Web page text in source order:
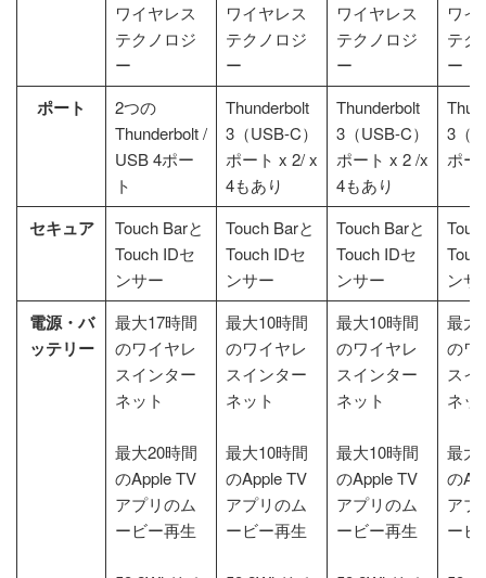
ワイヤレス
テクノロジ
ー
ワイヤレス
テクノロジ
ー
ワイヤレス
テクノロジ
ー
ワイ
テク
ー
ポート
2つの
Thunderbolt /
USB 4ポー
ト
Thunderbolt
3（USB-C）
ポート x 2/ x
4もあり
Thunderbolt
3（USB-C）
ポート x 2 /x
4もあり
3（
ポー
セキュア
Touch Barと
Touch IDセ
ンサー
Touch Barと
Touch IDセ
ンサー
Touch Barと
Touch IDセ
ンサー
ンサ
電源・バ
ッテリー
最大17時間
のワイヤレ
スインター
ネット
最大20時間
のApple TV
アプリのム
ービー再生
最大10時間
のワイヤレ
スインター
ネット
最大10時間
のApple TV
アプリのム
ービー再生
最大10時間
のワイヤレ
スインター
ネット
最大10時間
のApple TV
アプリのム
ービー再生
最大
のワ
スイ
ネッ
最大
の
アプ
ービ